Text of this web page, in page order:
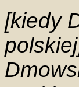
[kiedy